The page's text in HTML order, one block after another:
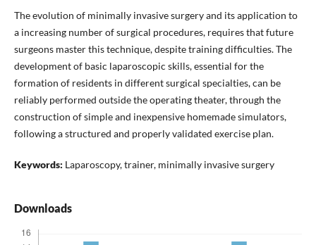
The evolution of minimally invasive surgery and its application to
a increasing number of surgical procedures, requires that future
surgeons master this technique, despite training difficulties. The
development of basic laparoscopic skills, essential for the
formation of residents in different surgical specialties, can be
reliably performed outside the operating theater, through the
construction of simple and inexpensive homemade simulators,
following a structured and properly validated exercise plan.
Keywords: Laparoscopy, trainer, minimally invasive surgery
Downloads